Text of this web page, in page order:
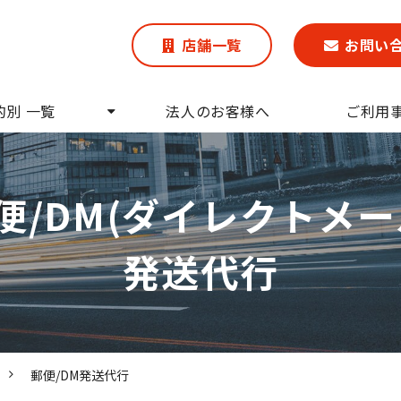
店舗一覧 お問い
別 一覧 法人のお客様へ ご利用
/DM(ダイレクトメ
発送代行
郵便/DM発送代行